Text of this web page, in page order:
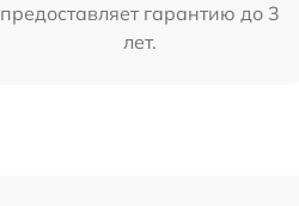
предоставляет гарантию до 3
лет.